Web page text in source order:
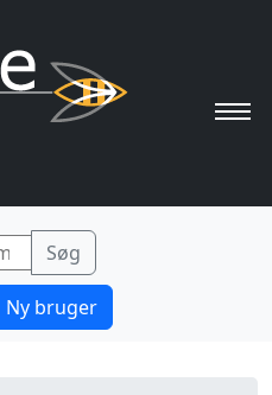
Ny bruger